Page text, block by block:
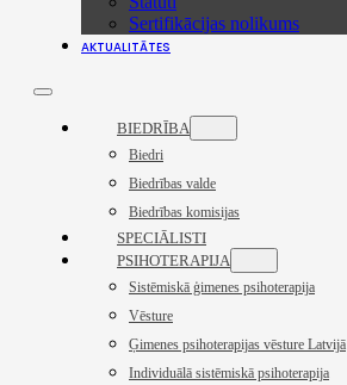
Sertifikācijas nolikums
AKTUALITĀTES
BIEDRĪBA
Biedri
Biedrības valde
Biedrības komisijas
SPECIĀLISTI
PSIHOTERAPIJA
Sistēmiskā ģimenes psihoterapija
Vēsture
Ģimenes psihoterapijas vēsture Latvijā
Individuālā sistēmiskā psihoterapija